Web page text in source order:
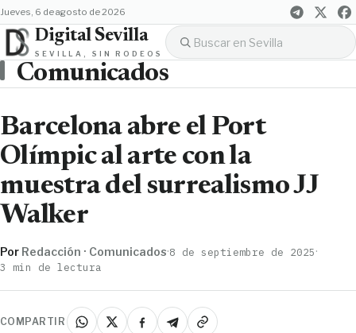
jueves, 6 de agosto de 2026
Digital Sevilla
SEVILLA, SIN RODEOS
Comunicados
Barcelona abre el Port
Olímpic al arte con la
muestra del surrealismo JJ
Walker
Por Redacción · Comunicados·8 de septiembre de 2025·
3 min de lectura
COMPARTIR